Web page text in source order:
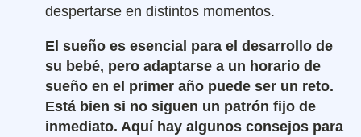
despertarse en distintos momentos.
El sueño es esencial para el desarrollo de
su bebé, pero adaptarse a un horario de
sueño en el primer año puede ser un reto.
Está bien si no siguen un patrón fijo de
inmediato. Aquí hay algunos consejos para